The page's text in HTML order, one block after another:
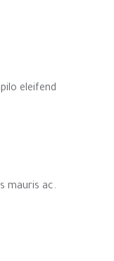
eleifend
mauris ac.